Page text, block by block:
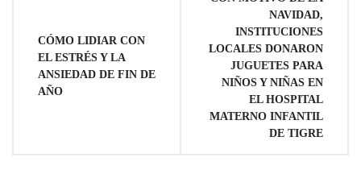
entradas
CÓMO LIDIAR CON
EL ESTRÉS Y LA
ANSIEDAD DE FIN DE
AÑO
NAVIDAD,
INSTITUCIONES
LOCALES DONARON
JUGUETES PARA
NIÑOS Y NIÑAS EN
EL HOSPITAL
MATERNO INFANTIL
DE TIGRE